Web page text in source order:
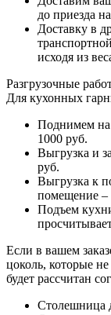
до приезда
Доставку в
исходя из
Разгрузочные
Для кухонных
Поднимем на
1000 руб.
Выгрузка и
руб.
Выгрузка к
помещение –
Подъем
Если в вашем
цоколь, которые
будет рассчитан
Столешница